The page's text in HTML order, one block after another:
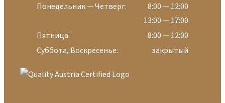
Понедельник — Четверг:
8:00 — 12:00
13:00 — 17:00
Пятница:
8:00 — 12:00
Суббота, Воскресенье:
закрытый